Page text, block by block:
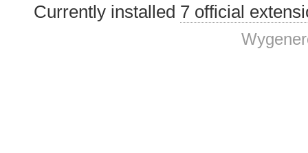
Currently installed 7 official